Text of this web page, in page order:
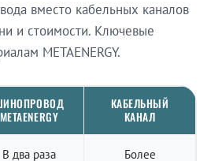
вместо кабельных каналов
и стоимости. Ключевые
METAENERGY.
METAENERGY
КАБЕЛЬНЫЙ
КАНАЛ
В два раза
Более